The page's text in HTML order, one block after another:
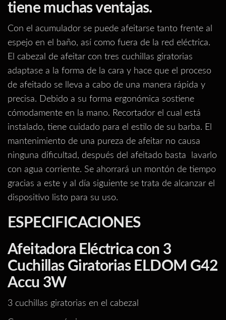
tiene muchas ventajas.
Con el acumulador se puede afeitarse tanto frente al
espejo en el baño, así como fuera de la red eléctrica.
El cabezal de afeitar con tres cuchillas giratorias
adaptase a la forma de la cara y hace que el proceso
de afeitado se lleva a cabo de una manera rápida y
precisa. Debido a su forma ergonómica sostiene
cómodamente en la mano. Recortador el cual está
instalado, tiene cuidado para el estilo de su barba. El
mantenimiento de una pureza de afeitar no causa
ninguna dificultad, después del afeitado basta lavarlo
con agua corriente. Se ahorrará un montón de tiempo
gracias a este y al día siguiente se trata de alcanzar el
dispositivo listo para su uso.
ESPECIFICACIONES
Afeitadora Eléctrica con 3
Cuchillas Giratorias ELDOM G42
Accu 3W
3 cuchillas giratorias en el cabezal